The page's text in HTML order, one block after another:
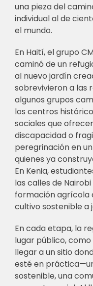
una pieza del
individual al de
el mundo.
En Haití, el grupo
caminó de un
al nuevo jardín
sobrevivieron a las
algunos grupos
los centros
sociales que
discapacidad o
peregrinación en
quienes ya
En Kenia,
las calles de
formación agrícola
cultivo sostenible a
En cada etapa, la
lugar público,
llegar a un sitio
esté en
sostenible, una